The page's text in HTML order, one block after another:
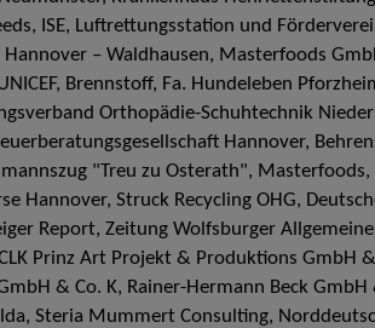
ISE, Luftrettungsstation und
Hannover – Waldhausen, Masterfoods
Brennstoff, Fa. Hundeleben
Orthopädie-Schuhtechnik
Hannover,
"Treu zu Osterath",
Hannover, Struck Recycling OHG,
Report, Zeitung Wolfsburger
CLK Prinz Art Projekt & Produktions GmbH
& Co. K, Rainer-Hermann Beck
Steria Mummert Consulting,